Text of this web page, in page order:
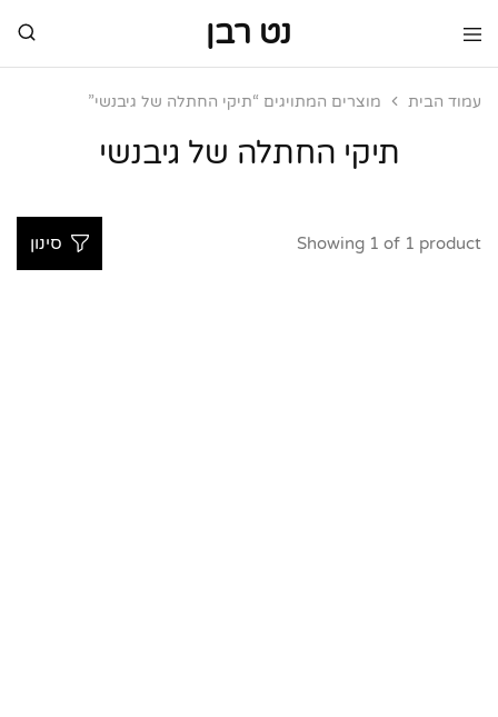
נט רבן
נט
מותגי
מותגי
עמוד הבית מוצרים המתויגים “תיקי החתלה של גיבנשי”
תיקי החתלה של גיבנשי
Showing 1 of 1 product